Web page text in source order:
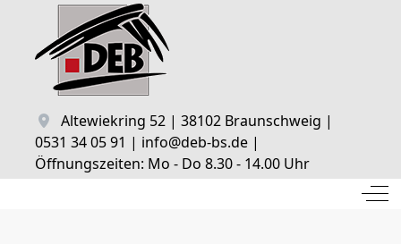
Altewiekring 52 | 38102 Braunschweig |
0531 34 05 91 | info@deb-bs.de |
Öffnungszeiten: Mo - Do 8.30 - 14.00 Uhr